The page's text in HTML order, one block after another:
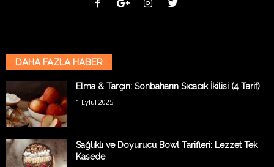
DAHA FAZLA HABER
Elma & Tarçın: Sonbaharın Sıcacık İkilisi (4 Tarif)
1 Eylül 2025
Sağlıklı ve Doyurucu Bowl Tarifleri: Lezzet Tek
Kasede